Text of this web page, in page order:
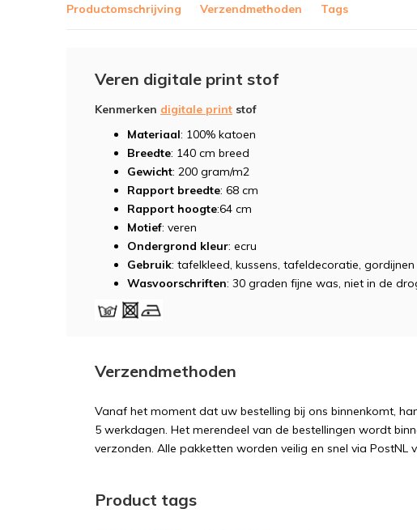
Productomschrijving Verzendmethoden Tags
Veren digitale print stof
Kenmerken digitale print stof
Materiaal: 100% katoen
Breedte: 140 cm breed
Gewicht: 200 gram/m2
Rapport breedte: 68 cm
Rapport hoogte:64 cm
Motief: veren
Ondergrond kleur: ecru
Gebruik: tafelkleed, kussens, tafeldecoratie, gordijnen
Wasvoorschriften: 30 graden fijne was, niet in de
Verzendmethoden
Vanaf het moment dat uw bestelling bij ons binnenkomt,
5 werkdagen. Het merendeel van de bestellingen wordt
verzonden. Alle pakketten worden veilig en snel via PostNL
Product tags